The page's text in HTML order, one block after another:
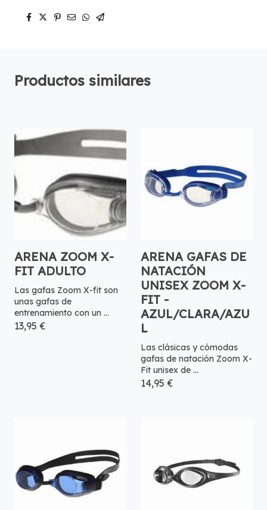
Productos similares
ARENA ZOOM X-
FIT ADULTO
Las gafas Zoom X-fit son
unas gafas de
entrenamiento con un ...
13,95 €
ARENA GAFAS DE
NATACIÓN
UNISEX ZOOM X-
FIT -
AZUL/CLARA/AZU
L
Las clásicas y cómodas
gafas de natación Zoom X-
Fit unisex de ...
14,95 €